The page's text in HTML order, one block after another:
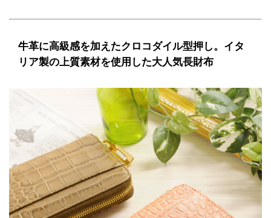
牛革に高級感を加えたクロコダイル型押し。イタ
リア製の上質素材を使用した大人気長財布